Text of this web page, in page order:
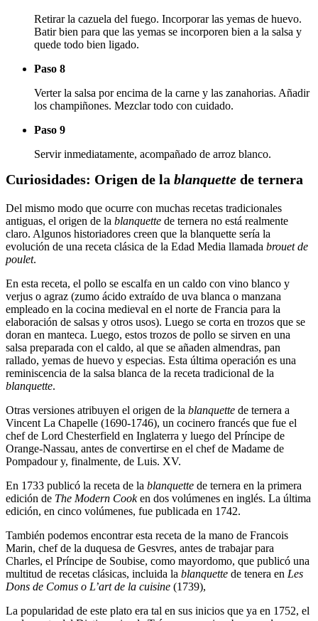
Retirar la cazuela del fuego. Incorporar las yemas de huevo.
Batir bien para que las yemas se incorporen bien a la salsa y
quede todo bien ligado.
Paso 8
Verter la salsa por encima de la carne y las zanahorias. Añadir
los champiñones. Mezclar todo con cuidado.
Paso 9
Servir inmediatamente, acompañado de arroz blanco.
Curiosidades: Origen de la blanquette de ternera
Del mismo modo que ocurre con muchas recetas tradicionales
antiguas, el origen de la blanquette de ternera no está realmente
claro. Algunos historiadores creen que la blanquette sería la
evolución de una receta clásica de la Edad Media llamada brouet de
poulet.
En esta receta, el pollo se escalfa en un caldo con vino blanco y
verjus o agraz (zumo ácido extraído de uva blanca o manzana
empleado en la cocina medieval en el norte de Francia para la
elaboración de salsas y otros usos). Luego se corta en trozos que se
doran en manteca. Luego, estos trozos de pollo se sirven en una
salsa preparada con el caldo, al que se añaden almendras, pan
rallado, yemas de huevo y especias. Esta última operación es una
reminiscencia de la salsa blanca de la receta tradicional de la
blanquette.
Otras versiones atribuyen el origen de la blanquette de ternera a
Vincent La Chapelle (1690-1746), un cocinero francés que fue el
chef de Lord Chesterfield en Inglaterra y luego del Príncipe de
Orange-Nassau, antes de convertirse en el chef de Madame de
Pompadour y, finalmente, de Luis. XV.
En 1733 publicó la receta de la blanquette de ternera en la primera
edición de The Modern Cooken dos volúmenes en inglés. La última
edición, en cinco volúmenes, fue publicada en 1742.
También podemos encontrar esta receta de la mano de Francois
Marin, chef de la duquesa de Gesvres, antes de trabajar para
Charles, el Príncipe de Soubise, como mayordomo, que publicó una
multitud de recetas clásicas, incluida la blanquette de tenera en Les
Dons de Comus o L’art de la cuisine (1739),
La popularidad de este plato era tal en sus inicios que ya en 1752, el